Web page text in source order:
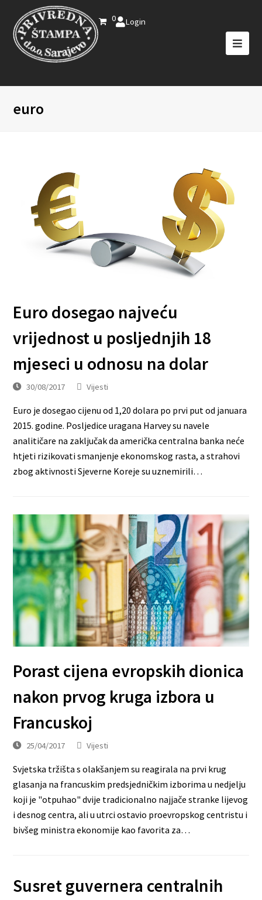
0 Login
euro
Euro dosegao najveću
vrijednost u posljednjih 18
mjeseci u odnosu na dolar
30/08/2017 Vijesti
Euro je dosegao cijenu od 1,20 dolara po prvi put od januara
2015. godine. Posljedice uragana Harvey su navele
analitičare na zaključak da američka centralna banka neće
htjeti rizikovati smanjenje ekonomskog rasta, a strahovi
zbog aktivnosti Sjeverne Koreje su uznemirili…
Porast cijena evropskih dionica
nakon prvog kruga izbora u
Francuskoj
25/04/2017 Vijesti
Svjetska tržišta s olakšanjem su reagirala na prvi krug
glasanja na francuskim predsjedničkim izborima u nedjelju
koji je "otpuhao" dvije tradicionalno najjače stranke lijevog
i desnog centra, ali u utrci ostavio proevropskog centristu i
bivšeg ministra ekonomije kao favorita za…
Susret guvernera centralnih